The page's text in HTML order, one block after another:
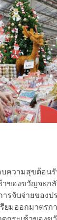
ความสุขต้อน
าของขวัญจะก
ารจับจ่ายของป
ยมออกมาตรก